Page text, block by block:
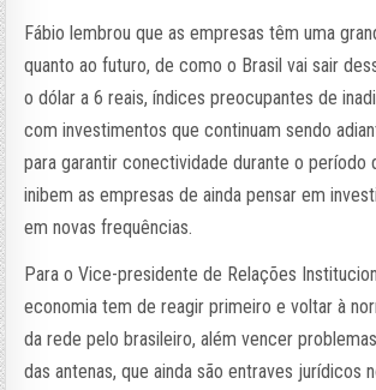
Fábio lembrou que as empresas têm uma
quanto ao futuro, de como o Brasil vai sair
o dólar a 6 reais, índices preocupantes de
com investimentos que continuam sendo
para garantir conectividade durante o período
inibem as empresas de ainda pensar em
em novas frequências.
Para o Vice-presidente de Relações
economia tem de reagir primeiro e voltar à
da rede pelo brasileiro, além vencer
das antenas, que ainda são entraves jurídicos